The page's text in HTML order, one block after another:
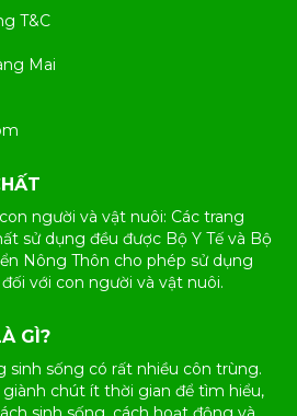
T&C
Mai
người và vật nuôi: Các trang
sử dụng đều được Bộ Y Tế và Bộ
Nông Thôn cho phép sử dụng
với con người và vật nuôi.
GÌ?
sinh sống có rất nhiều côn trùng.
chút ít thời gian để tìm hiểu,